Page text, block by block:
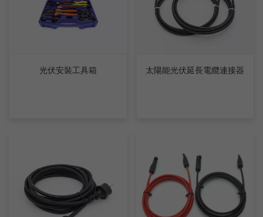
光伏安裝工具箱 太陽能光伏延長電纜連接器